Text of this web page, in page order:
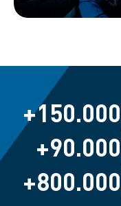
+150.000
+90.000
+800.000